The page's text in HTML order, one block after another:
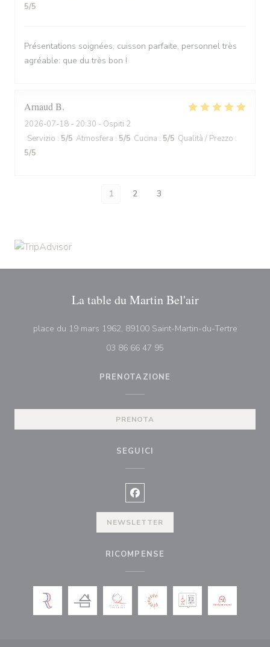
5/5
Présentations soignées, cuisson parfaite, personnel très
agréable: que du très bon !
Arnaud B
2026-07-18 - 20:30 - Ospiti 2
Servizio : 5/5 Atmosfera : 5/5 Cucina : 5/5 Qualità / Prezzo :
5/5
1 2 3
La table du Martin Bel'air
place du 19 mars 1962, 89100 Saint-Martin-du-Tertre((apre
03 86 66 47 95
PRENOTAZIONE
PRENOTA
SEGUICI
Facebook ((apre una nuova
NEWSLETTER
RICOMPENSE